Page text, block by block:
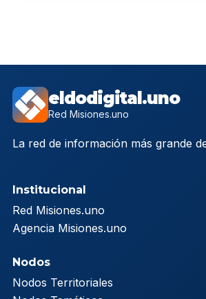
eldodigital.uno
Red Misiones.uno
La red de información más grande
Institucional
Red Misiones.uno
Agencia Misiones.uno
Nodos
Nodos Territoriales